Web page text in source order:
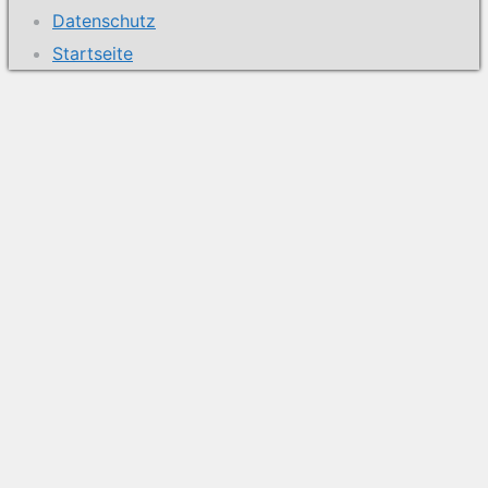
Datenschutz
Startseite